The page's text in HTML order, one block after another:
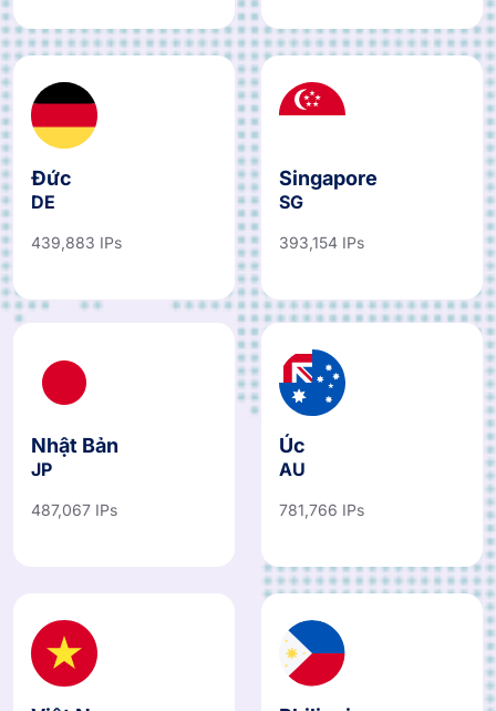
Đức
DE
439,883 IPs
Singapore
SG
393,154 IPs
Nhật Bản
JP
487,067 IPs
Úc
AU
781,766 IPs